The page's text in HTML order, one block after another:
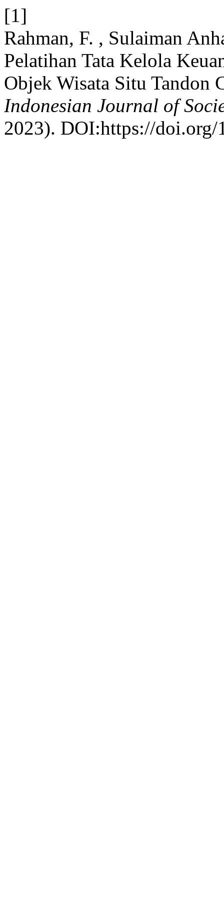
[1]
Rahman, F. , Sulaiman
Pelatihan Tata Kelola
Objek Wisata Situ Tandon
Indonesian Journal of
2023). DOI:https://